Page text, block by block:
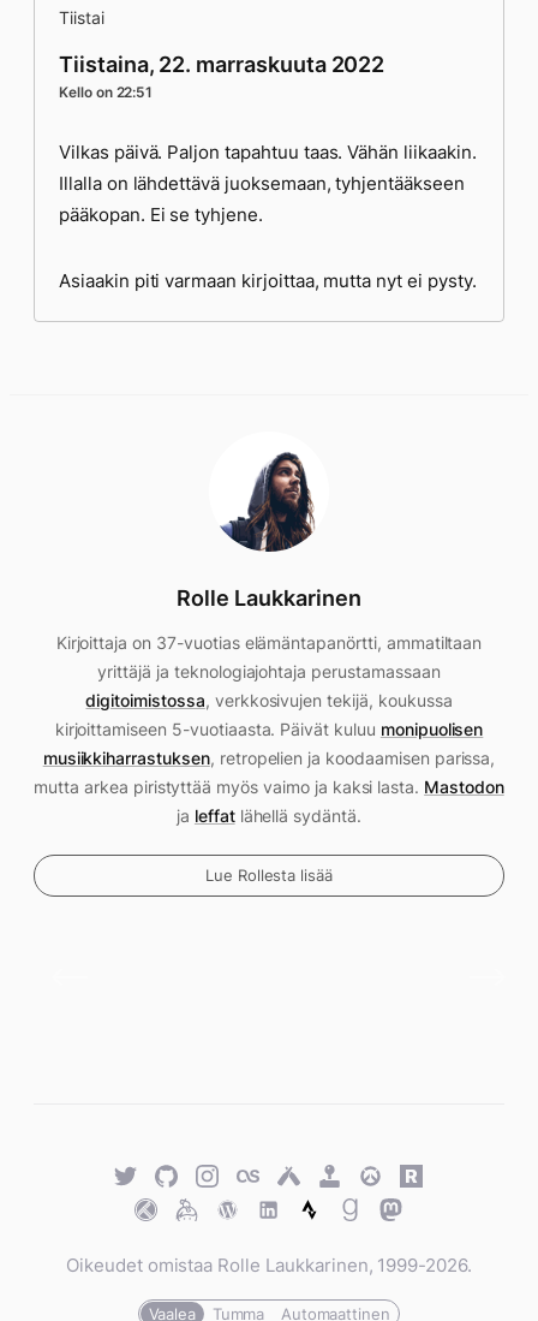
Tiistai
Tiistaina, 22. marraskuuta 2022
Kello on 22:51
Vilkas päivä. Paljon tapahtuu taas. Vähän liikaakin.
Illalla on lähdettävä juoksemaan, tyhjentääkseen
pääkopan. Ei se tyhjene.
Asiaakin piti varmaan kirjoittaa, mutta nyt ei pysty.
Rolle Laukkarinen
Kirjoittaja on 37-vuotias elämäntapanörtti, ammatiltaan
yrittäjä ja teknologiajohtaja perustamassaan
digitoimistossa, verkkosivujen tekijä, koukussa
kirjoittamiseen 5-vuotiaasta. Päivät kuluu monipuolisen
musiikkiharrastuksen, retropelien ja koodaamisen parissa,
mutta arkea piristyttää myös vaimo ja kaksi lasta. Mastodon
ja leffatlähellä sydäntä.
Lue Rollesta lisää
TwitterGitHubTwitterLast.fmUntappd
Retro
Achievements
Overwatch
Rawg.io
TraktKeybaseWordPress
WordPress
StravaGoodreads
Mastodon
Oikeudet omistaa Rolle Laukkarinen, 1999-2026.
Vaalea Tumma Automaattinen